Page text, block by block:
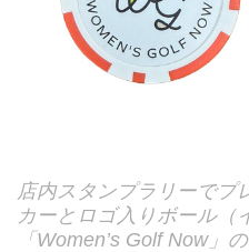
店内スタンプラリーでプ
カーとロゴ入りボール（
「Women’s Golf Now」